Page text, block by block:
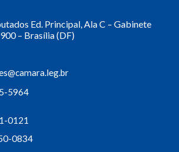
Ed. Principal, Ala C – Gabinete
– Brasília (DF)
5964
0121
0834